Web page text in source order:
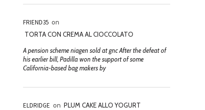
FRIEND35 on
TORTA CON CREMA AL CIOCCOLATO
A pension scheme niagen sold at gnc After the defeat of
his earlier bill, Padilla won the support of some
California-based bag makers by
ELDRIDGE on PLUM CAKE ALLO YOGURT